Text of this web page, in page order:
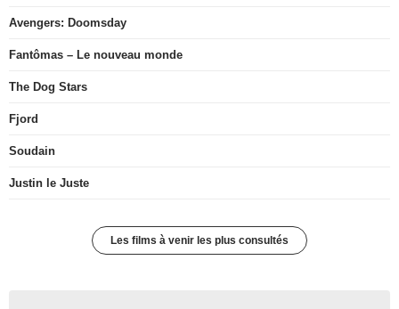
Avengers: Doomsday
Fantômas – Le nouveau monde
The Dog Stars
Fjord
Soudain
Justin le Juste
Les films à venir les plus consultés